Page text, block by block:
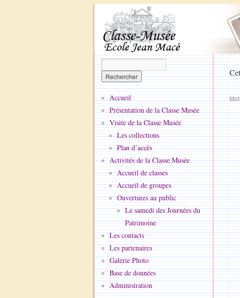
Accueil
Présentation de la Classe Musée
Visite de la Classe Musée
Les collections
Plan d’accès
Activités de la Classe Musée
Accueil de classes
Accueil de groupes
Ouvertures au public
Le samedi des Journées du
Patrimoine
Les contacts
Les partenaires
Galerie Photo
Base de données
Administration